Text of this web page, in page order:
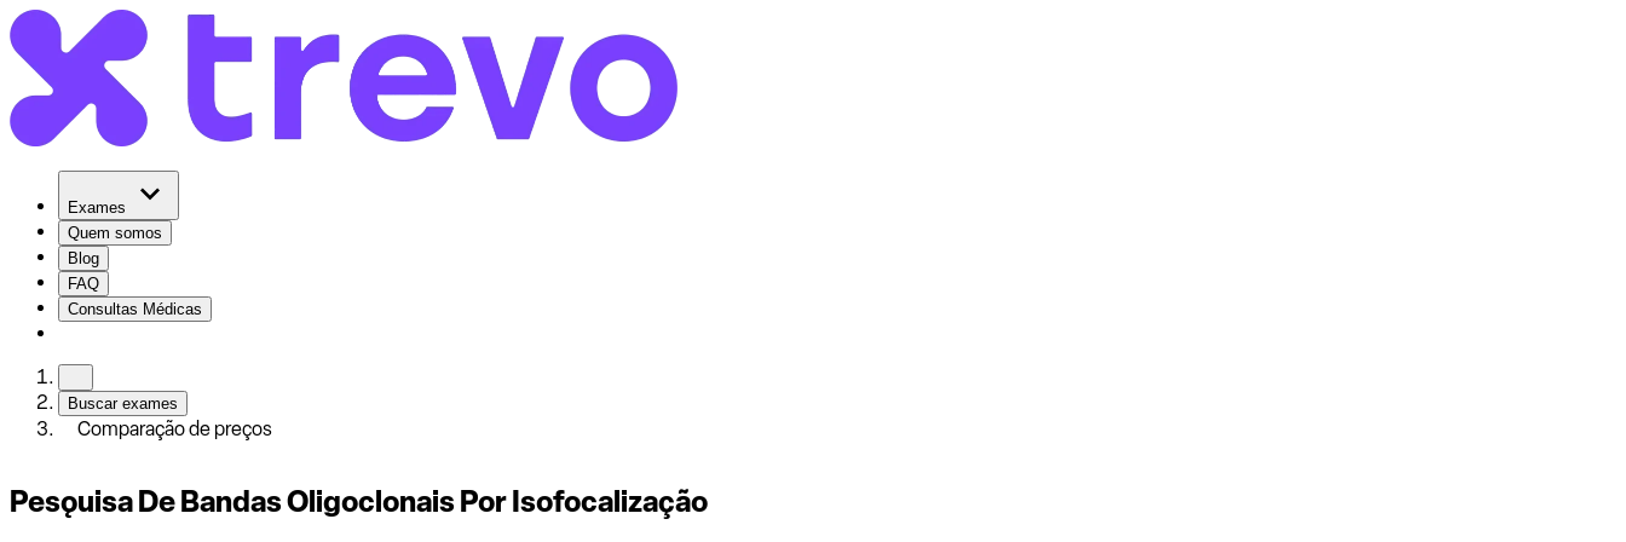
Exames
Quem somos
Blog
FAQ
Consultas Médicas
Buscar exames
Comparação de preços
Pesǫuisa De Bandas Oligoclonais Por Isofocalização